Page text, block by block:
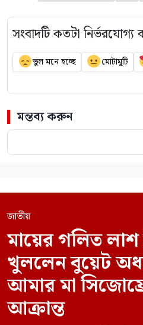
সংবাদটি কতটা
ভুল মনে হচ্ছে মোটামুটি
মন্তব্য করুন
জাতীয়
মায়ের গলিত
খুললেন বুয়েট
আমার মা
আক্রান্ত